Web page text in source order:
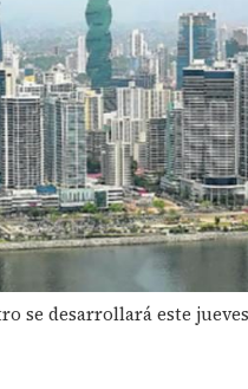
se desarrollará este